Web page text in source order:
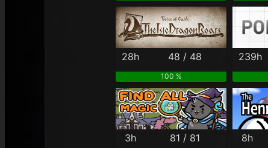
28h 48 / 48
100 %
239h
3h 81 / 81 8h